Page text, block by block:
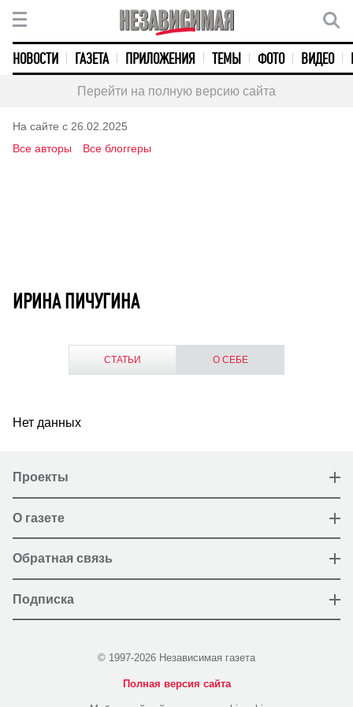
НОВОСТИ ГАЗЕТА ПРИЛОЖЕНИЯ ТЕМЫ ФОТО ВИДЕО
Перейти на полную версию сайта
На сайте с 26.02.2025
Все авторы
Все блоггеры
ИРИНА ПИЧУГИНА
СТАТЬИ О СЕБЕ
Нет данных
Проекты
О газете
Обратная связь
Подписка
© 1997-2026 Независимая газета
Полная версия сайта